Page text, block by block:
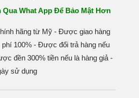
What App Để Bảo Mật Hơn
hãng từ Mỹ - Được giao hàng
100% - Được đổi trả hàng nếu
đền 300% tiền nếu là hàng giả -
sử dụng